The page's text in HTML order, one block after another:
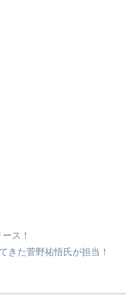
ス！
きた菅野祐悟氏が担当！